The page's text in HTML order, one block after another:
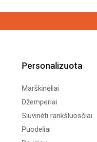
Personalizuota
Marškinėliai
Džemperiai
Siuvinėti rankšluosčiai
Puodeliai